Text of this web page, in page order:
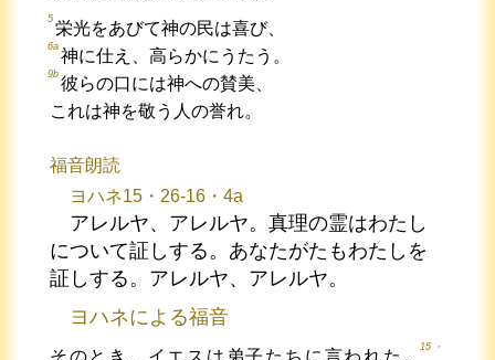
5
栄光をあびて神の民は喜び、
6a
神に仕え、高らかにうたう。
9b
彼らの口には神への賛美、
これは神を敬う人の誉れ。
福音朗読
ヨハネ15・26-16・4a
アレルヤ、アレルヤ。真理の霊はわたし
について証しする。あなたがたもわたしを
証しする。アレルヤ、アレルヤ。
ヨハネによる福音
そのとき、イエスは弟子たちに言われた。
15・